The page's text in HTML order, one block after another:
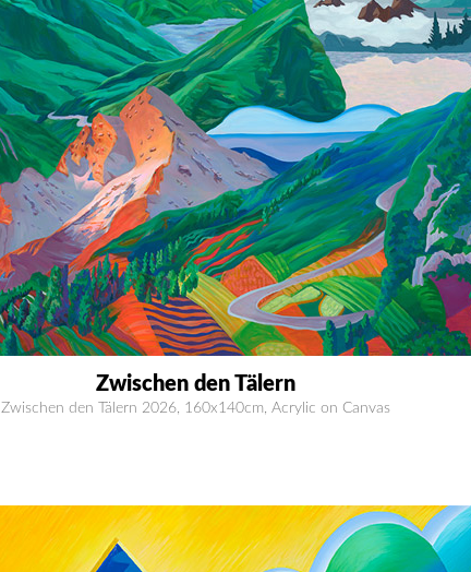
Zwischen den Tälern
Zwischen den Tälern 2026, 160x140cm, Acrylic on Canvas